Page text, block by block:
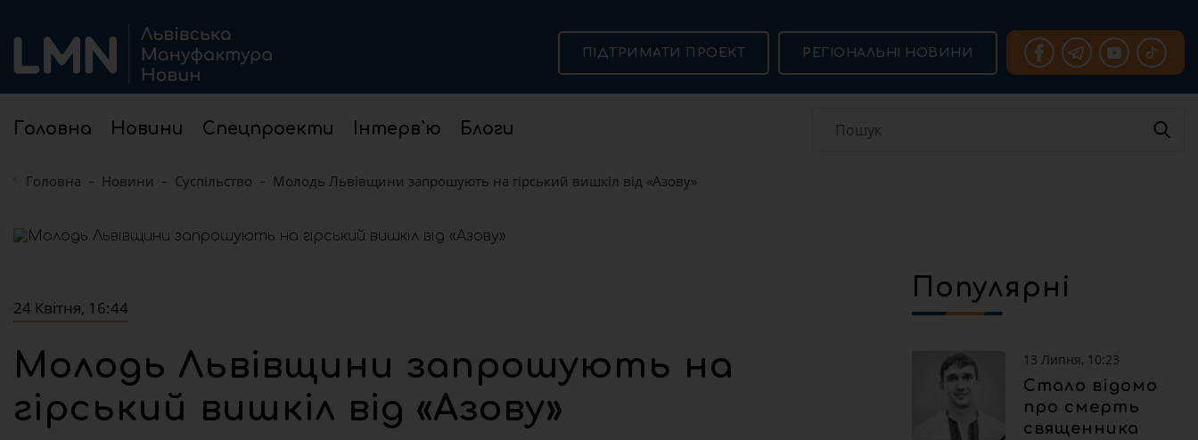
Головна Новини Спецпроекти Інтерв`ю Блоги
ПІДТРИМАТИ ПРОЕКТ РЕГІОНАЛЬНІ НОВИНИ
Головна Новини Суспільство Молодь Львівщини запрошують на гірський вишкіл від «Азову»
24 Квітня, 16:44
Молодь Львівщини запрошують на
гірський вишкіл від «Азову»
Популярні
13 Липня, 10:23
Стало відомо
про смерть
священника